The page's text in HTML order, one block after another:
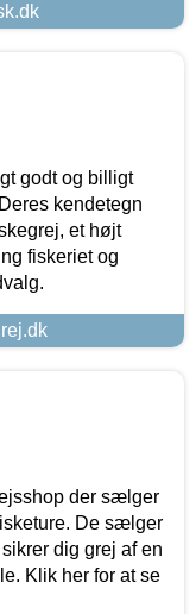
godt og billigt
kendetegn
et højt
fiskeriet og
der sælger
De sælger
dig grej af en
Klik her for at se